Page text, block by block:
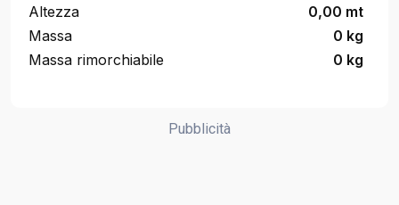
Altezza
0,00 mt
Massa
0 kg
Massa rimorchiabile
0 kg
Pubblicità